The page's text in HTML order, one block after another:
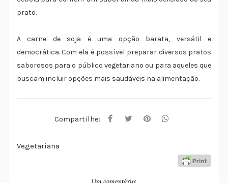
prato.
A carne de soja é uma opção barata, versátil e
democrática. Com ela é possível preparar diversos pratos
saborosos para o público vegetariano ou para aqueles que
buscam incluir opções mais saudáveis na alimentação.
Compartilhe:
Vegetariana
Um comentário: